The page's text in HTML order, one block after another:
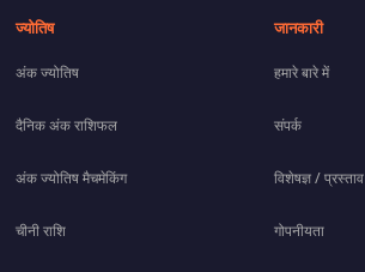
ज्योतिष
अंक ज्योतिष
दैनिक अंक राशिफल
अंक ज्योतिष मैचमेकिंग
चीनी राशि
जानकारी
हमारे बारे में
संपर्क
विशेषज्ञ / प्रस्ताव
गोपनीयता